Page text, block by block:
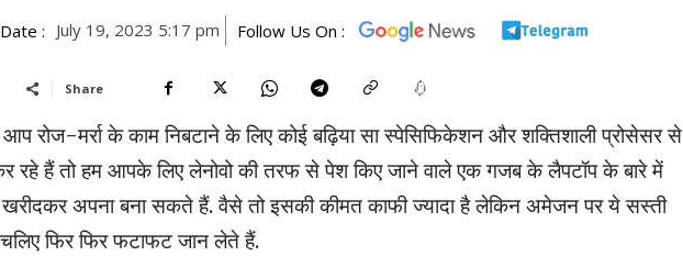
: July 19, 2023 5:17 pm Follow Us On :
Share
रोज-मर्रा के काम निबटाने के लिए कोई बढ़िया सा स्पेसिफिकेशन और शक्तिशाली प्रोसेसर से
रहे हैं तो हम आपके लिए लेनोवो की तरफ से पेश किए जाने वाले एक गजब के लैपटॉप के बारे में
अपना बना सकते हैं. वैसे तो इसकी कीमत काफी ज्यादा है लेकिन अमेजन पर ये सस्ती
फिर फिर फटाफट जान लेते हैं.